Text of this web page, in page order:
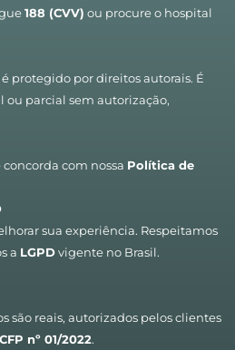
188 (CVV) ou procure o hospital
protegido por direitos autorais. É
parcial sem autorização,
com nossa Política de
sua experiência. Respeitamos
a LGPD vigente no Brasil.
são reais, autorizados pelos clientes
nº 01/2022.